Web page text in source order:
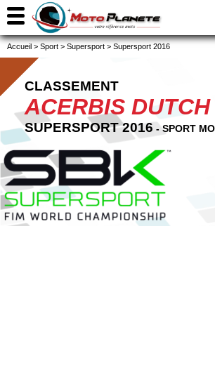
Accueil > Sport > Supersport > Supersport 2016
CLASSEMENT
ACERBIS
SUPERSPORT 2016 - SPORT